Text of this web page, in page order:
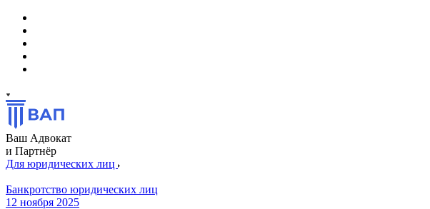
Ваш Адвокат
и Партнёр
Для юридических лиц
Банкротство юридических лиц
12 ноября 2025